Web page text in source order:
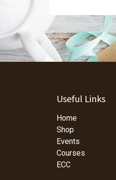
Useful Links
Home
Shop
Events
Courses
ECC